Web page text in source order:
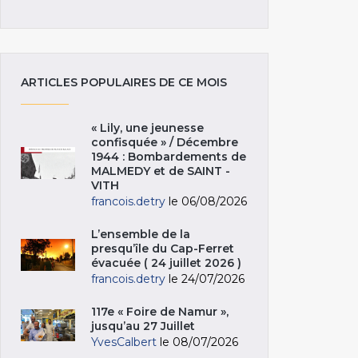
ARTICLES POPULAIRES DE CE MOIS
« Lily, une jeunesse
confisquée » / Décembre
1944 : Bombardements de
MALMEDY et de SAINT -
VITH
francois.detry le 06/08/2026
L’ensemble de la
presqu’île du Cap-Ferret
évacuée ( 24 juillet 2026 )
francois.detry le 24/07/2026
117e « Foire de Namur »,
jusqu’au 27 Juillet
YvesCalbert le 08/07/2026